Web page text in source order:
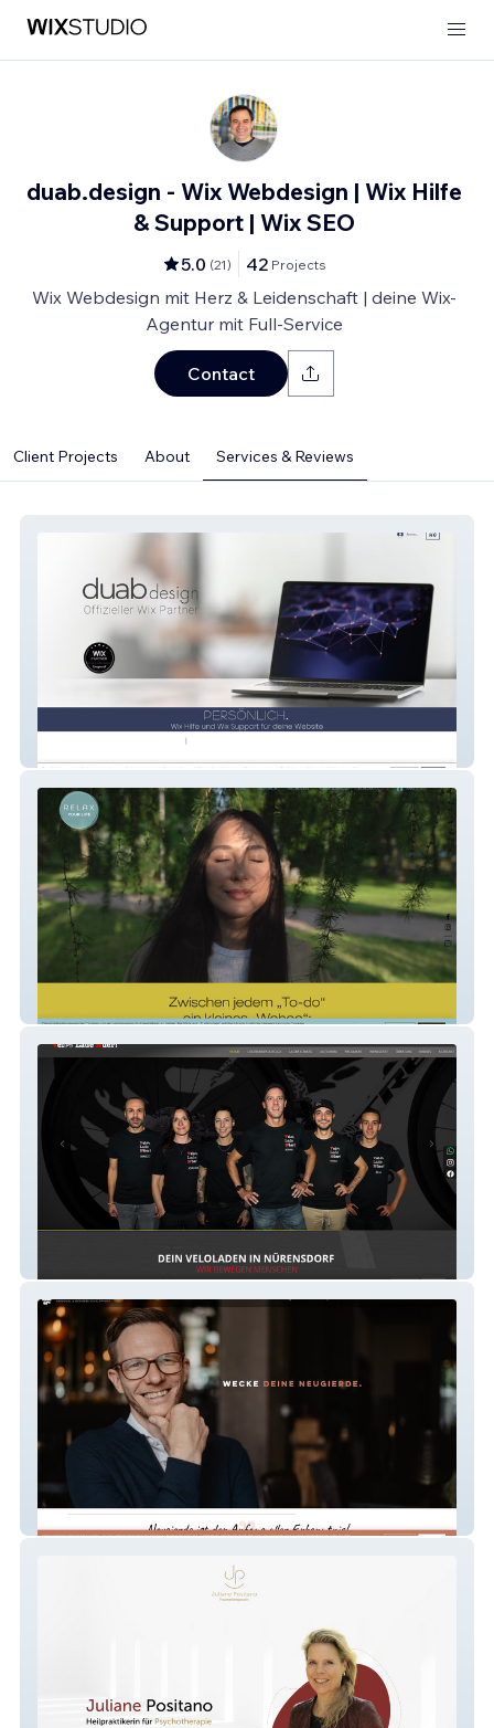
duab.design - Wix Webdesign | Wix Hilfe
& Support | Wix SEO
5.0 (21) 42 Projects
Wix Webdesign mit Herz & Leidenschaft | deine Wix-
Agentur mit Full-Service
Contact
Client Projects About Services & Reviews
RELAX YOUR LIFE
VELO LADE NÜERI
Falko Ilschner Coaching